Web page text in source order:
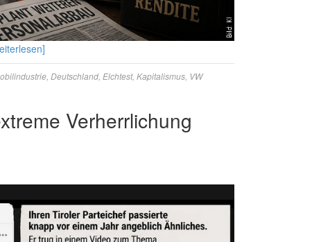
Deutschland Elchtest, Kapitalismus VW
Verherrlichung